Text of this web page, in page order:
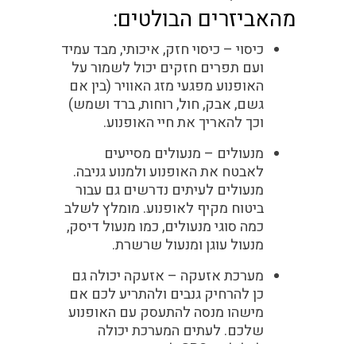
מהאביזרים הבולטים:
כיסוי – כיסוי חזק, איכותי, מבד עמיד
ועם תפרים חזקים יכול לשמור על
האופנוע מפגעי מזג האוויר (בין אם
גשם, אבק, חול, רוחות, ברד ושמש)
וכך להאריך את חיי האופנוע.
מנעולים – מנעולים מסייעים
לאבטח את האופנוע ולמנוע גניבה.
מנעולים לעיתים נדרשים גם עבור
ביטוח מקיף לאופנוע. מומלץ לשלב
כמה סוגי מנעולים, כמו מנעול דיסק,
מנעול עוגן ומנעול שרשרת.
מערכת אזעקה – אזעקה יכולה גם
כן להרחיק גנבים ולהתריע לכם אם
מישהו מנסה להתעסק עם האופנוע
שלכם. לעתים המערכת יכולה